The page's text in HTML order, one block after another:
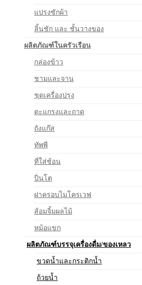
แปรงซักผ้า
ลิ้นชัก และ ชั้นวางของ
ผลิตภัณฑ์ในครัวเรือน
กล่องข้าว
ชามและจาน
ชุดเครื่องปรุง
ตะแกรงและถาด
ถังแก๊ส
ทัพพี
ที่ใส่ช้อน
ปิ่นโต
ฝาครอบไมโครเวฟ
ส้อมจิ้มผลไม้
หม้อแขก
ผลิตภัณฑ์บรรจุเครื่องดื่ม/ของเหลว
ขวดน้ำและกระติกน้ำ
ถ้วยน้ำ